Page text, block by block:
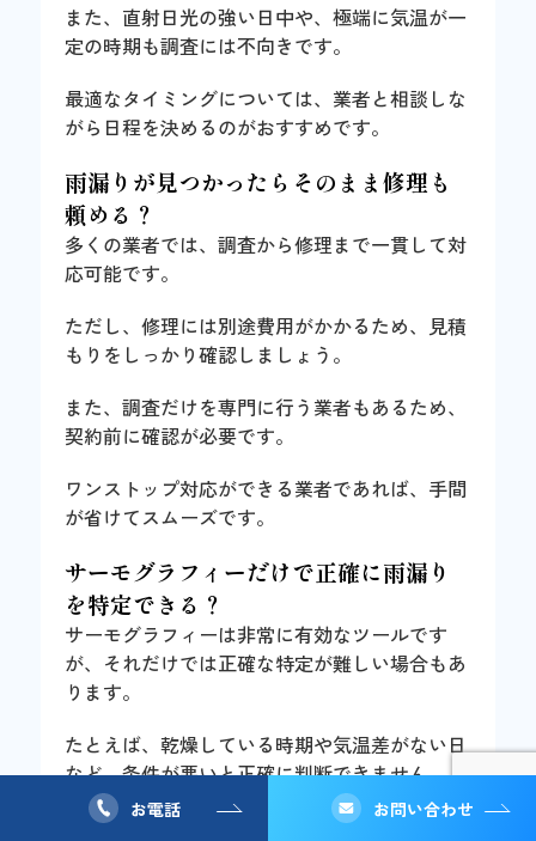
お電話 お問い合わせ
また、直射日光の強い日中や、極端に気温が一
定の時期も調査には不向きです。
最適なタイミングについては、業者と相談しな
がら日程を決めるのがおすすめです。
雨漏りが見つかったらそのまま修理も
頼める？
多くの業者では、調査から修理まで一貫して対
応可能です。
ただし、修理には別途費用がかかるため、見積
もりをしっかり確認しましょう。
また、調査だけを専門に行う業者もあるため、
契約前に確認が必要です。
ワンストップ対応ができる業者であれば、手間
が省けてスムーズです。
サーモグラフィーだけで正確に雨漏り
を特定できる？
サーモグラフィーは非常に有効なツールです
が、それだけでは正確な特定が難しい場合もあ
ります。
たとえば、乾燥している時期や気温差がない日
など、条件が悪いと正確に判断できません。
そのため、必要に応じて散水試験や目視調査を